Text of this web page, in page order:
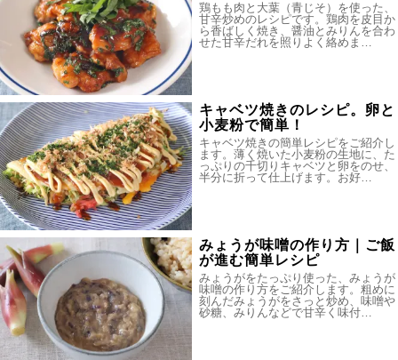
鶏もも肉と大葉（青じそ）を使った、
甘辛炒めのレシピです。鶏肉を皮目か
ら香ばしく焼き、醤油とみりんを合わ
せた甘辛だれを照りよく絡めま…
キャベツ焼きのレシピ。卵と
小麦粉で簡単！
キャベツ焼きの簡単レシピをご紹介し
ます。薄く焼いた小麦粉の生地に、た
っぷりの千切りキャベツと卵をのせ、
半分に折って仕上げます。お好…
みょうが味噌の作り方｜ご飯
が進む簡単レシピ
みょうがをたっぷり使った、みょうが
味噌の作り方をご紹介します。粗めに
刻んだみょうがをさっと炒め、味噌や
砂糖、みりんなどで甘辛く味付…